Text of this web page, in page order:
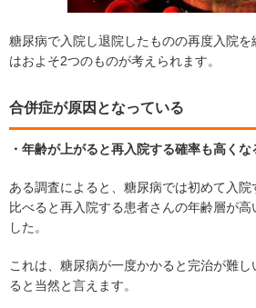
糖尿病で入院し退院したものの再度入院
はおよそ2つのものが考えられます。
合併症が原因となっている
・年齢が上がると再入院する確率も高くな
ある調査によると、糖尿病では初めて入
比べると再入院する患者さんの年齢層が高
した。
これは、糖尿病が一度かかると完治が難し
ると当然と言えます。